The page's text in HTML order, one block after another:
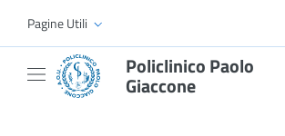
Skip to Main Content
Pagine Utili
Policlinico Paolo
Giaccone